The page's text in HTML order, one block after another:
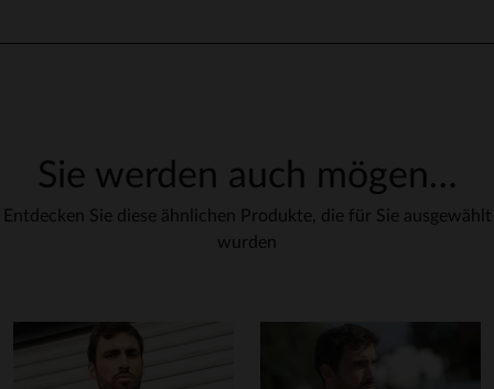
indem Sie hier klicken
Sie werden auch mögen…
Entdecken Sie diese ähnlichen Produkte, die für Sie ausgewählt
wurden